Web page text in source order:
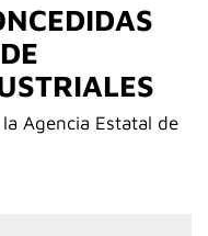
Agencia Estatal de